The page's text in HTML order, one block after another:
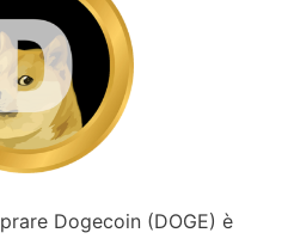
Dogecoin (DOGE) è